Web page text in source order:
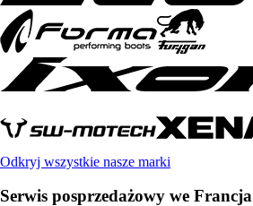
Odkryj wszystkie nasze marki
Serwis posprzedażowy we Francja